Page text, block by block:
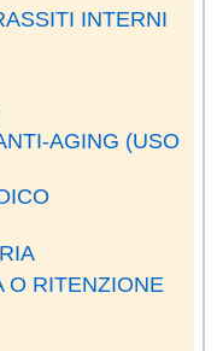
INTERNI
AGING (USO
O RITENZIONE